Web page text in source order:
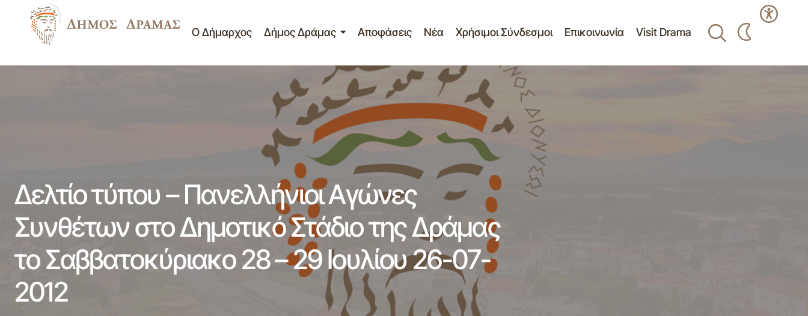
Ο Δήμαρχος Δήμος Δράμας Αποφάσεις Νέα Χρήσιμοι Σύνδεσμοι Επικοινωνία Visit Drama
Δελτίο τύπου – Πανελλήνιοι Αγώνες Συνθέτων στο Δημοτικό Στάδιο της
Δράμας το Σαββατοκύριακο 28 – 29 Ιουλίου 26-07-2012
Δελτίο τύπου – Πανελλήνιοι Αγώνες
Συνθέτων στο Δημοτικό Στάδιο της Δράμας
το Σαββατοκύριακο 28 – 29 Ιουλίου 26-07-
2012